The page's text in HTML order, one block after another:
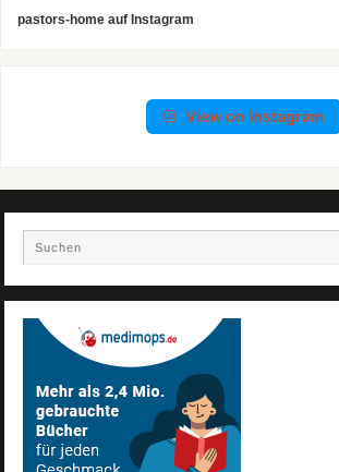
pastors-home auf Instagram
View on Instagram